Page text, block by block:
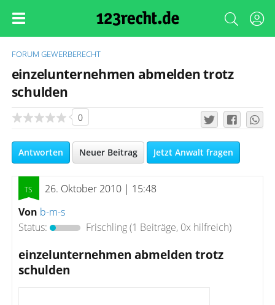
FORUM GEWERBERECHT
einzelunternehmen abmelden trotz
schulden
0
Antworten Neuer Beitrag Jetzt Anwalt fragen
26. Oktober 2010 | 15:48
Von b-m-s
Status:
Frischling(1 Beiträge, 0x hilfreich)
einzelunternehmen abmelden trotz
schulden